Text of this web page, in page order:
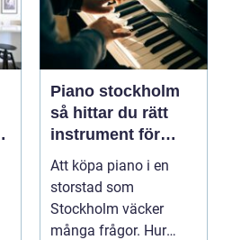
Piano stockholm
så hittar du rätt
instrument för
hem och scen
Att köpa piano i en
storstad som
Stockholm väcker
många frågor. Hur